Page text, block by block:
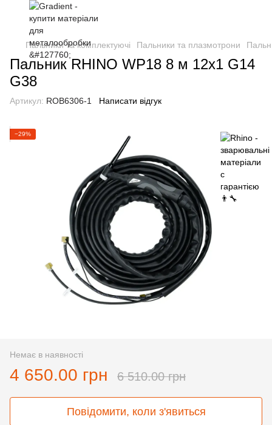
Пальники та комплектуючі Пальники та плазмотрони
Пальник RHINO WP18 8 м 12х1 G14
G38
Артикул: ROB6306-1 Написати відгук
−29%
Немає в наявності
4 650.00 грн 6 510.00 грн
Повідомити, коли з'явиться